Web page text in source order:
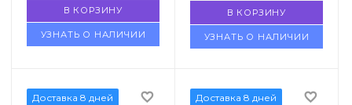
В КОРЗИНУ
УЗНАТЬ О НАЛИЧИИ
В КОРЗИНУ
УЗНАТЬ О НАЛИЧИИ
Доставка 8 дней
favorite_border
Доставка 8 дней
favorite_border